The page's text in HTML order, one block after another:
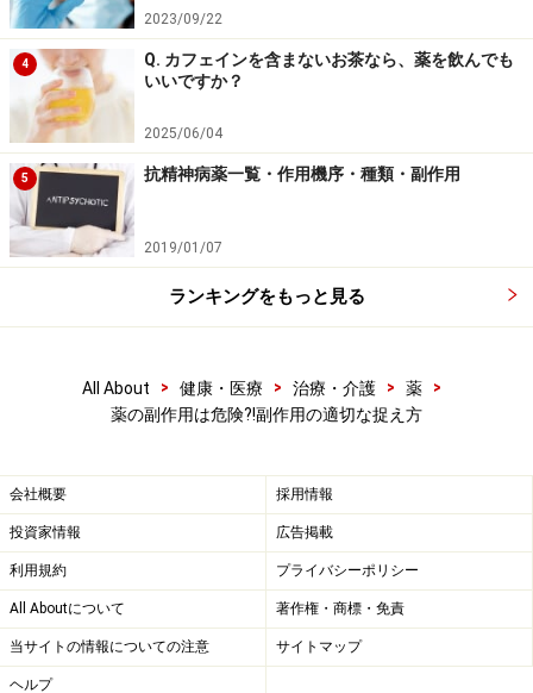
ます。たとえば、高脂血症の薬には横紋筋融解症という
病気が稀に副作用として出現します。初期には筋肉痛の
ような症状や力が入りにくいといった自覚症状がみられ
るものの、検査をして薬を中止すれば元に戻ります。
副作用は誰にとっても怖いものではありますが、一度副
作用の初期症状を経験すれば、その後の副作用出現時に
役に立つ情報になるかもしれません。もちろん、高脂血
症は心血管障害や脳血管障害のリスク因子にもなるの
で、とくに副作用がなければ続けることが望ましい薬で
副作用のリスクを最小限に抑えることが大切です。
2023/09/22
4
Q. カフェインを含まないお茶なら、薬を飲んでも
いいですか？
2025/06/04
5 抗精神病薬一覧・作用機序・種類・副作用
2019/01/07
ランキングをもっと見る
All About > 健康・医療 > 治療・介護 > 薬
>
薬の副作用は危険?!副作用の適切な捉え方
会社概要 採用情報
投資家情報 広告掲載
利用規約 プライバシーポリシー
All Aboutについて 著作権・商標・免責
当サイトの情報についての注意 サイトマップ
ヘルプ